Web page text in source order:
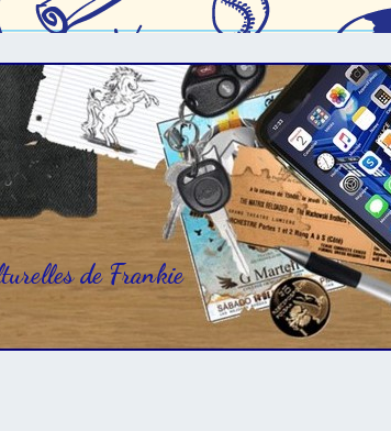
de Frankie